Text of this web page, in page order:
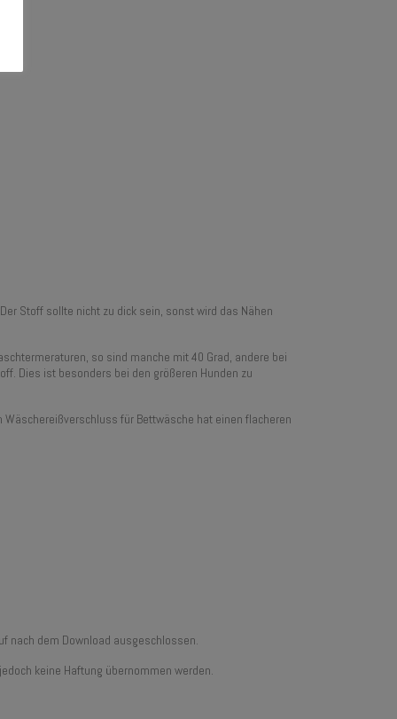
Stoff sollte nicht zu dick sein, sonst wird das Nähen
so sind manche mit 40 Grad, andere bei
Dies ist besonders bei den größeren Hunden zu
für Bettwäsche hat einen flacheren
nach dem Download ausgeschlossen.
keine Haftung übernommen werden.